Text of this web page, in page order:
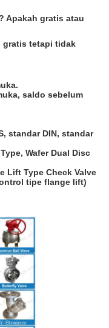
Apakah gratis atau
gratis tetapi tidak
saldo sebelum
standar DIN, standar
Wafer Dual Disc
Lift Type Check Valve
tipe flange lift)